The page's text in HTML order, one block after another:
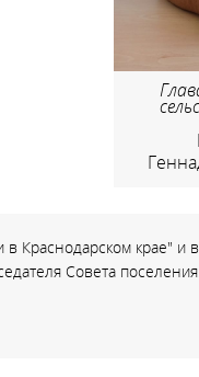
Краснодарском крае" и
Совета